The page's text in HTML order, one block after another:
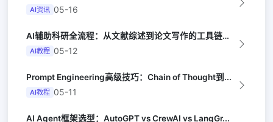
AI资讯 05-16
AI辅助科研全流程：从文献综述到论文写作的工具链（Nature）
AI教程 05-12
Prompt Engineering高级技巧：Chain of Thought到...
AI教程 05-11
AI Agent框架选型：AutoGPT vs CrewAI vs LangGr...